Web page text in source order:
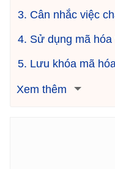
3. Cân nhắc việc
4. Sử dụng mã hóa
5. Lưu khóa mã
Xem thêm